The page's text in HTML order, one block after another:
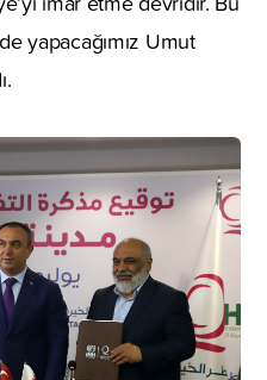
yapacağımız Umut